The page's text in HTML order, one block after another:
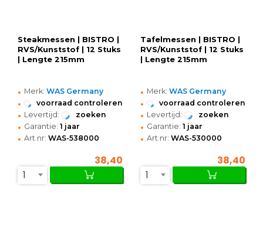
Steakmessen | BISTRO |
RVS/Kunststof | 12 Stuks
| Lengte 215mm
• Merk: WAS Germany
• voorraad controleren
• Levertijd: zoeken
• Garantie: 1 jaar
• Art.nr: WAS-538000
38,40
1
Tafelmessen | BISTRO |
RVS/Kunststof | 12 Stuks
| Lengte 215mm
• Merk: WAS Germany
• voorraad controleren
• Levertijd: zoeken
• Garantie: 1 jaar
• Art.nr: WAS-530000
38,40
1